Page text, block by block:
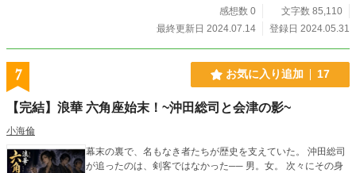
感想数 0
文字数 85,110
最終更新日 2024.07.14
登録日 2024.05.31
7 お気に入り追加 17
【完結】浪華 六角座始末！~沖田総司と会津の影~
小海倫
幕末の裏で、名もなき者たちが歴史を支えていた。 沖田総司
が追ったのは、剣客ではなかった── 男。女。 次々にその身